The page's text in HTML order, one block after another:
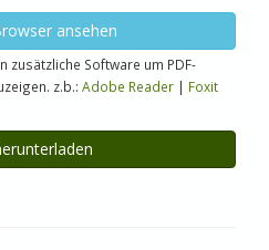
ansehen
zusätzliche Software um PDF-
z.b.: Adobe Reader | Foxit